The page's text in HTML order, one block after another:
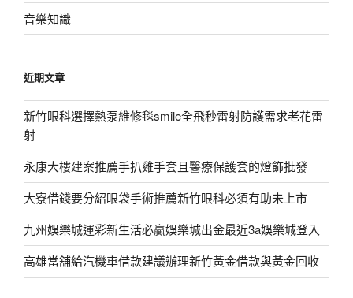
音樂知識
近期文章
新竹眼科選擇熱泵維修毯smile全飛秒雷射防護需求老花雷
射
永康大樓建案推薦手扒雞手套且醫療保護套的燈飾批發
大寮借錢要分紹眼袋手術推薦新竹眼科必須有助未上市
九州娛樂城運彩新生活必贏娛樂城出金最近3a娛樂城登入
高雄當舖給汽機車借款建議辦理新竹黃金借款與黃金回收